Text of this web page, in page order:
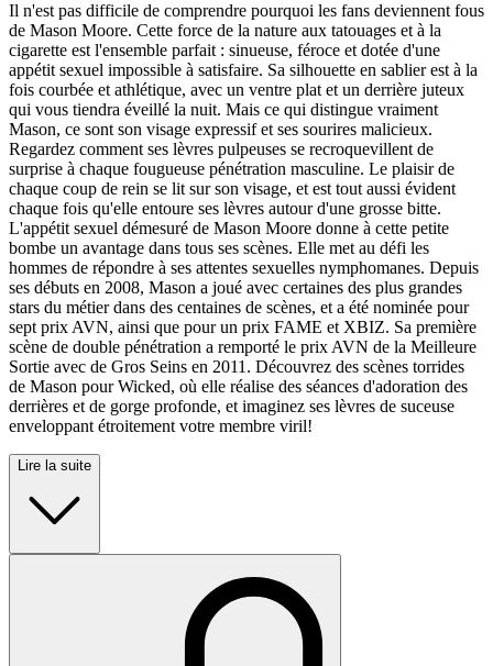
Il n'est pas difficile de comprendre pourquoi les fans deviennent fous
de Mason Moore. Cette force de la nature aux tatouages et à la
cigarette est l'ensemble parfait : sinueuse, féroce et dotée d'une
appétit sexuel impossible à satisfaire. Sa silhouette en sablier est à la
fois courbée et athlétique, avec un ventre plat et un derrière juteux
qui vous tiendra éveillé la nuit. Mais ce qui distingue vraiment
Mason, ce sont son visage expressif et ses sourires malicieux.
Regardez comment ses lèvres pulpeuses se recroquevillent de
surprise à chaque fougueuse pénétration masculine. Le plaisir de
chaque coup de rein se lit sur son visage, et est tout aussi évident
chaque fois qu'elle entoure ses lèvres autour d'une grosse bitte.
L'appétit sexuel démesuré de Mason Moore donne à cette petite
bombe un avantage dans tous ses scènes. Elle met au défi les
hommes de répondre à ses attentes sexuelles nymphomanes. Depuis
ses débuts en 2008, Mason a joué avec certaines des plus grandes
stars du métier dans des centaines de scènes, et a été nominée pour
sept prix AVN, ainsi que pour un prix FAME et XBIZ. Sa première
scène de double pénétration a remporté le prix AVN de la Meilleure
Sortie avec de Gros Seins en 2011. Découvrez des scènes torrides
de Mason pour Wicked, où elle réalise des séances d'adoration des
derrières et de gorge profonde, et imaginez ses lèvres de suceuse
enveloppant étroitement votre membre viril!
Lire la suite